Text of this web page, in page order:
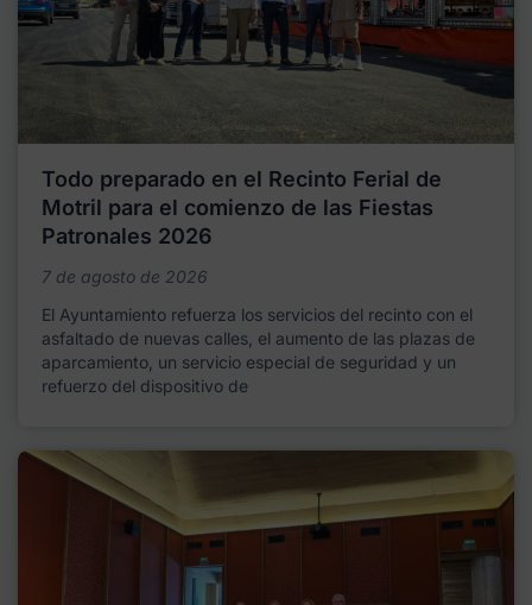
Todo preparado en el Recinto Ferial de
Motril para el comienzo de las Fiestas
Patronales 2026
7 de agosto de 2026
El Ayuntamiento refuerza los servicios del recinto con el
asfaltado de nuevas calles, el aumento de las plazas de
aparcamiento, un servicio especial de seguridad y un
refuerzo del dispositivo de